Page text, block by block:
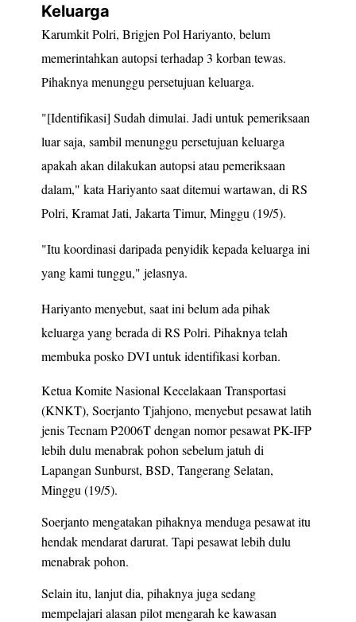
Keluarga
Karumkit Polri, Brigjen Pol Hariyanto, belum
memerintahkan autopsi terhadap 3 korban tewas.
Pihaknya menunggu persetujuan keluarga.
"[Identifikasi] Sudah dimulai. Jadi untuk pemeriksaan
luar saja, sambil menunggu persetujuan keluarga
apakah akan dilakukan autopsi atau pemeriksaan
dalam," kata Hariyanto saat ditemui wartawan, di RS
Polri, Kramat Jati, Jakarta Timur, Minggu (19/5).
"Itu koordinasi daripada penyidik kepada keluarga ini
yang kami tunggu," jelasnya.
Hariyanto menyebut, saat ini belum ada pihak
keluarga yang berada di RS Polri. Pihaknya telah
membuka posko DVI untuk identifikasi korban.
Ketua Komite Nasional Kecelakaan Transportasi
(KNKT), Soerjanto Tjahjono, menyebut pesawat latih
jenis Tecnam P2006T dengan nomor pesawat PK-IFP
lebih dulu menabrak pohon sebelum jatuh di
Lapangan Sunburst, BSD, Tangerang Selatan,
Minggu (19/5).
Soerjanto mengatakan pihaknya menduga pesawat itu
hendak mendarat darurat. Tapi pesawat lebih dulu
menabrak pohon.
Selain itu, lanjut dia, pihaknya juga sedang
mempelajari alasan pilot mengarah ke kawasan